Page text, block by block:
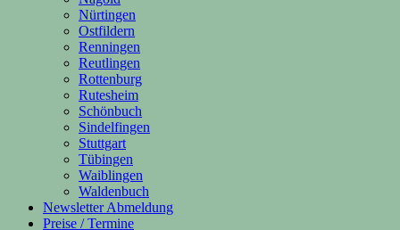
Nürtingen
Ostfildern
Renningen
Reutlingen
Rottenburg
Rutesheim
Schönbuch
Sindelfingen
Stuttgart
Tübingen
Waiblingen
Waldenbuch
Newsletter Abmeldung
Preise / Termine